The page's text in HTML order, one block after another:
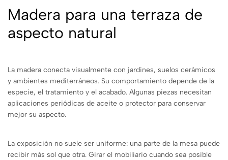
Madera para una terraza de
aspecto natural
La madera conecta visualmente con jardines, suelos cerámicos
y ambientes mediterráneos. Su comportamiento depende de la
especie, el tratamiento y el acabado. Algunas piezas necesitan
aplicaciones periódicas de aceite o protector para conservar
mejor su aspecto.
La exposición no suele ser uniforme: una parte de la mesa puede
recibir más sol que otra. Girar el mobiliario cuando sea posible